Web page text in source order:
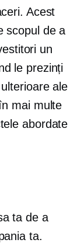
Acest
scopul de a
un
le prezinți
ale
mai multe
abordate
ta de a
ta.